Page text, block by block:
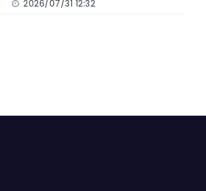
2026/07/31 12:32